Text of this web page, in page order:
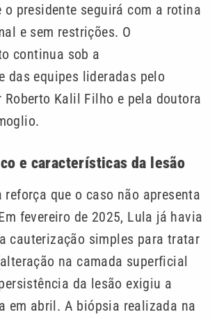
presidente seguirá com a rotina
e sem restrições. O
continua sob a
das equipes lideradas pelo
Roberto Kalil Filho e pela doutora
e características da lesão
reforça que o caso não apresenta
fevereiro de 2025, Lula já havia
cauterização simples para tratar
na camada superficial
da lesão exigiu a
em abril. A biópsia realizada na